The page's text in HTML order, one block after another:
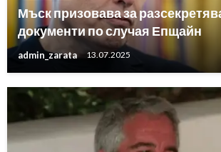
Мъск призовава за
документи по случая Епщайн
admin_zarata 13.07.2025